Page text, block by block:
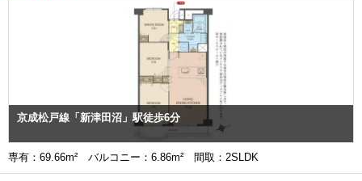
京成松戸線「新津田沼」駅徒歩6分
専有：69.66m² バルコニー：6.86m² 間取：2SLDK